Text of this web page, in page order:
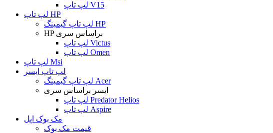
لپ تاپ V15
لپ تاپ HP
لپ تاپ گیمینگ HP
HP براساس سری
لپ تاپ Victus
لپ تاپ Omen
لپ تاپ Msi
لپ تاپ ایسر
لپ تاپ گیمینگ Acer
ایسر براساس سری
لپ تاپ Predator Helios
لپ تاپ Aspire
مک بوک اپل
قیمت مک بوک